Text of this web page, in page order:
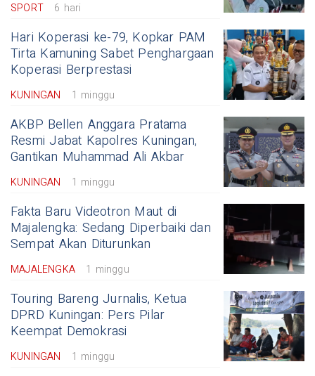
SPORT 6 hari
Hari Koperasi ke-79, Kopkar PAM
Tirta Kamuning Sabet Penghargaan
Koperasi Berprestasi
KUNINGAN 1 minggu
AKBP Bellen Anggara Pratama
Resmi Jabat Kapolres Kuningan,
Gantikan Muhammad Ali Akbar
KUNINGAN 1 minggu
Fakta Baru Videotron Maut di
Majalengka: Sedang Diperbaiki dan
Sempat Akan Diturunkan
MAJALENGKA 1 minggu
Touring Bareng Jurnalis, Ketua
DPRD Kuningan: Pers Pilar
Keempat Demokrasi
KUNINGAN 1 minggu